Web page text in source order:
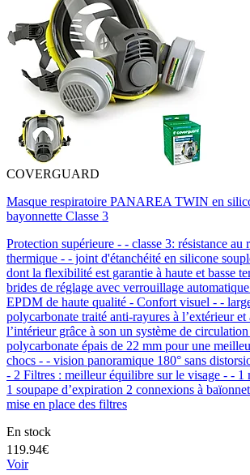
COVERGUARD
Masque respiratoire PANAREA TWIN en
bayonnette Classe 3
Protection supérieure - - classe 3: résistance au
thermique - - joint d'étanchéité en silicone
dont la flexibilité est garantie à haute et basse
brides de réglage avec verrouillage
EPDM de haute qualité - Confort visuel - -
polycarbonate traité anti-rayures à l’extérieur et
l’intérieur grâce à son un système de
polycarbonate épais de 22 mm pour une
chocs - - vision panoramique 180° sans
- 2 Filtres : meilleur équilibre sur le visage - - 1
1 soupape d’expiration 2 connexions à
mise en place des filtres
En stock
119.94€
Voir